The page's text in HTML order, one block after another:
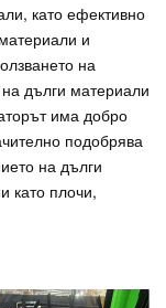
като ефективно
и
на
дълги материали
има добро
подобрява
на дълги
като плочи,